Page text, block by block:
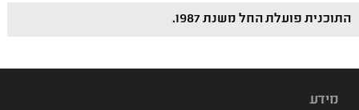
התוכנית פועלת החל משנת 1987.
מידע